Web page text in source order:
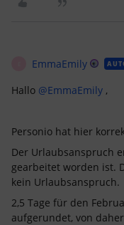
EmmaEmily
Hallo ​ @EmmaEmily ,
Personio hat hier
Der Urlaubsanspruch
gearbeitet worden ist.
kein Urlaubsanspruch.
2,5 Tage für den
aufgerundet, von